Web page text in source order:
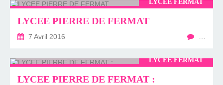
LYCÉE FERMAT
LYCEE PIERRE DE FERMAT
7 Avril 2016
LYCÉE FERMAT
LYCEE PIERRE DE FERMAT :